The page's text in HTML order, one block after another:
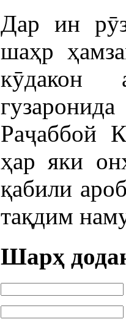
Дар ин
шаҳр
кӯдакон
Раҷаббой
ҳар яки
қабили
тақдим
Шарҳ